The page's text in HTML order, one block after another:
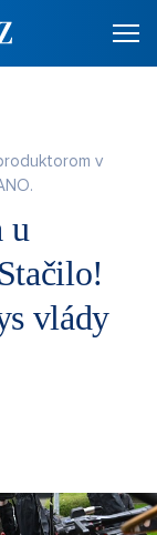
v
u
vlády